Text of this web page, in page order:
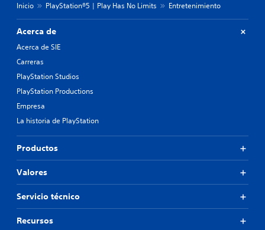
Inicio PlayStation®5 | Play Has No Limits Entretenimiento
Acerca de
Acerca de SIE
Carreras
PlayStation Studios
PlayStation Productions
Empresa
La historia de PlayStation
Productos
Valores
Servicio técnico
Recursos